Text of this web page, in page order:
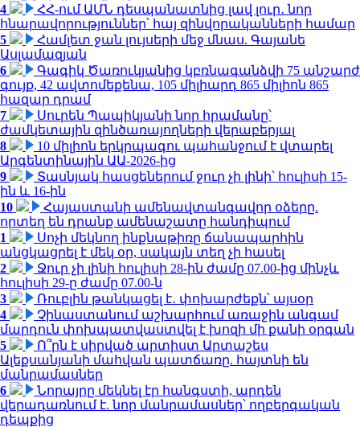
4
ՀՀ-ում ԱՄՆ դեսպանատնից լավ լուր․ նոր
հնարավորություններ՝ հայ զինվորականների համար
5
Համլետ ջան լույսերի մեջ մնաս. Գայանե
Ասլամազյան
6
Գագիկ Ծառուկյանից կբռնագանձվի 75 անշարժ
գույք, 42 ավտոմեքենա, 105 միլիարդ 865 միլիոն 865
հազար դրամ
7
Սուրեն Պապիկյանի նոր հրամանը՝
ժամկետային զինծառայողների վերաբերյալ
8
10 միլիոն երկրպագու պահանջում է վտարել
Արգենտինային ԱԱ-2026-ից
9
Տասնյակ հասցեներում ջուր չի լինի՝ հուլիսի 15-
ին և 16-ին
10
Հայաստանի ամենավտանգավոր օձերը.
որտեղ են դրանք ամենաշատը հանդիպում
1
Սոչի մեկնող ինքնաթիռը ճանապարհին
անցկացրել է մեկ օր, սակայն տեղ չի հասել
2
Ջուր չի լինի հուլիսի 28-ին ժամը 07.00-ից մինչև
հուլիսի 29-ը ժամը 07.00-ն
3
Ռուբլին թանկացել է․ փոխարժեքն՝ այսօր
4
Չինաստանում աշխարհում առաջին անգամ
մարդուն փոխպատվաստվել է խոզի մի քանի օրգան
5
Ո՞րն է սիրված արտիստ Արտաշես
Ալեքսանյանի մահվան պատճառը. հայտնի են
մանրամասներ
6
Նորայրը մեկնել էր հանգստի, արդեն
վերադառնում է. նոր մանրամասներ՝ ողբերգական
դեպքից